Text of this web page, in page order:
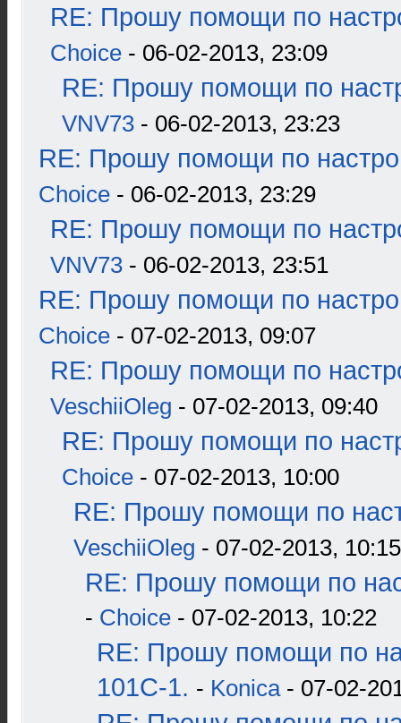
RE: Прошу помощи по
Choice - 06-02-2013, 23:09
RE: Прошу помощи по
VNV73 - 06-02-2013, 23:23
RE: Прошу помощи по
Choice - 06-02-2013, 23:29
RE: Прошу помощи по
VNV73 - 06-02-2013, 23:51
RE: Прошу помощи по
Choice - 07-02-2013, 09:07
RE: Прошу помощи по
VeschiiOleg - 07-02-2013, 09:40
RE: Прошу помощи по
Choice - 07-02-2013, 10:00
RE: Прошу помощи по
VeschiiOleg - 07-02-2013, 10:15
RE: Прошу помощи по
- Choice - 07-02-2013, 10:22
RE: Прошу помощи по
101С-1. - Konica- 07-02-